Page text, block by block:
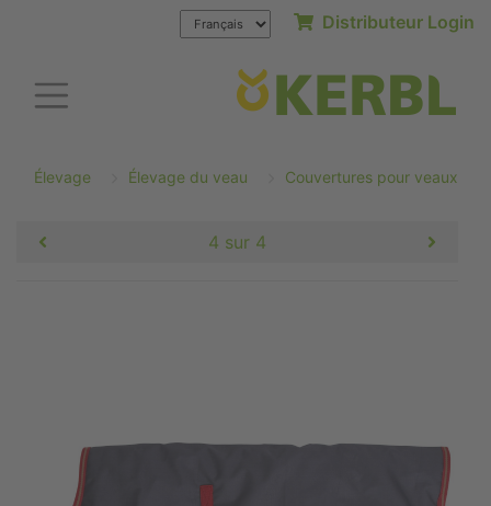
Distributeur Login
Élevage Élevage du veau Couvertures pour veaux
4 sur 4